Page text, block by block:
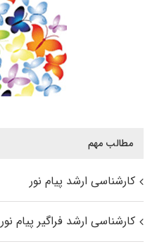
مطالب مهم
کارشناسی ارشد پیام نور
کارشناسی ارشد فراگیر پیام نور